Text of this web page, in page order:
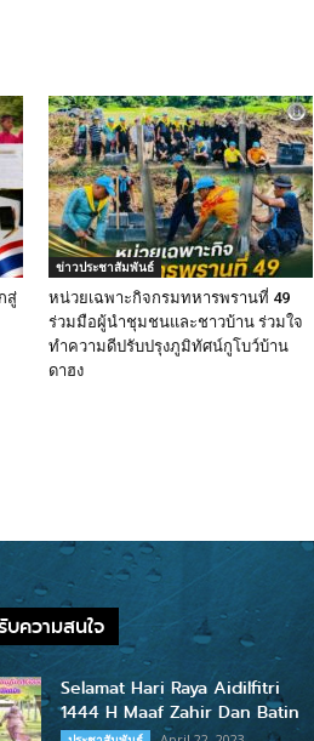
สู่
ข่าวประชาสัมพันธ์
หน่วยเฉพาะกิจกรมทหารพรานที่ 49
ร่วมมือผู้นำชุมชนและชาวบ้าน ร่วมใจ
ทำความดีปรับปรุงภูมิทัศน์กูโบว์บ้าน
ดาฮง
บความสนใจ
Selamat Hari Raya Aidilfitri
1444 H Maaf Zahir Dan Batin